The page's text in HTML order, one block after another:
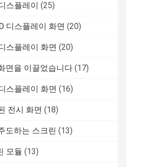
스플레이 (25)
디스플레이 화면 (20)
스플레이 화면 (20)
면을 이끌었습니다 (17)
스플레이 화면 (16)
전시 화면 (18)
도하는 스크린 (13)
모듈 (13)